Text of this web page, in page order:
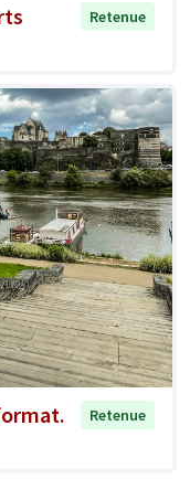
Retenue
Retenue